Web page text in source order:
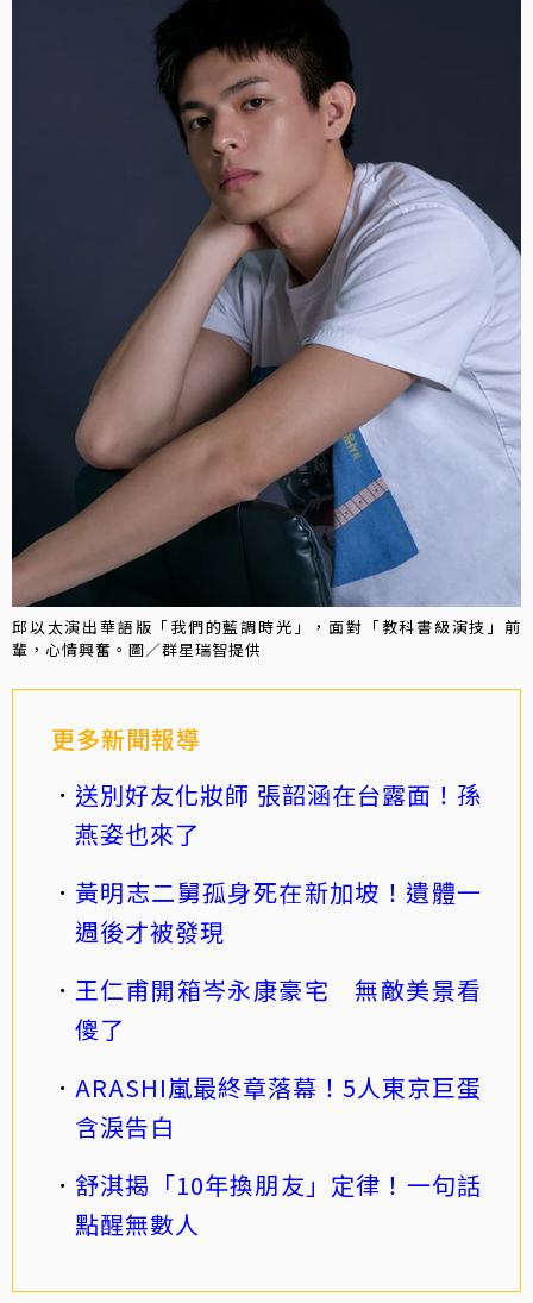
邱以太演出華語版「我們的藍調時光」，面對「教科書級演技」前
輩，心情興奮。圖／群星瑞智提供
更多新聞報導
送別好友化妝師 張韶涵在台露面！孫
燕姿也來了
黃明志二舅孤身死在新加坡！遺體一
週後才被發現
王仁甫開箱岑永康豪宅 無敵美景看
傻了
ARASHI嵐最終章落幕！5人東京巨蛋
含淚告白
舒淇揭「10年換朋友」定律！一句話
點醒無數人